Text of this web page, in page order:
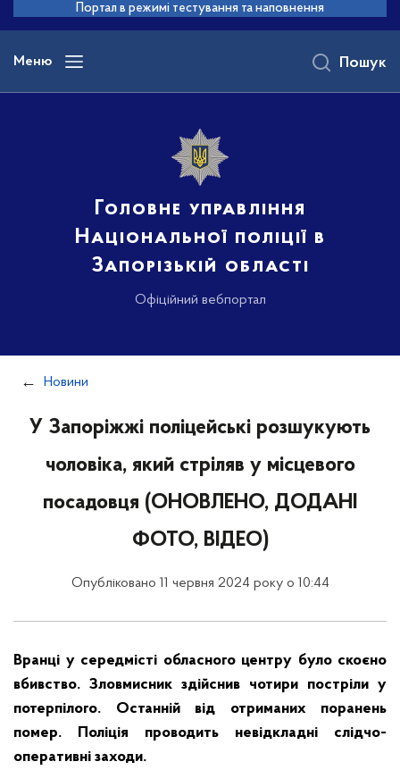
основного
вмісту
Портал в режимі тестування та наповнення
Меню
Головне управління
Національної поліції в
Запорізькій області
Офіційний вебпортал
Пошук
Новини
У Запоріжжі поліцейські розшукують
чоловіка, який стріляв у місцевого
посадовця (ОНОВЛЕНО, ДОДАНІ
ФОТО, ВІДЕО)
Опубліковано 11 червня 2024 року о 10:44
Вранці у середмісті обласного центру було скоєно
вбивство. Зловмисник здійснив чотири постріли у
потерпілого. Останній від отриманих поранень
помер. Поліція проводить невідкладні слідчо-
оперативні заходи.